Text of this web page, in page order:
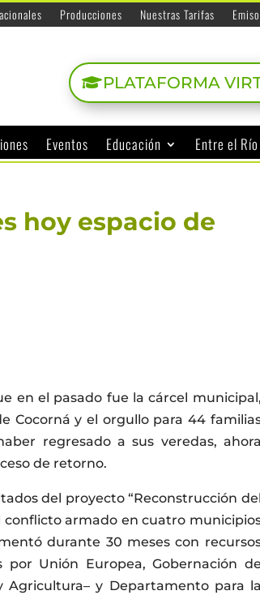
Producciones Nuestras Tarifas
PLATAFORMA
Eventos Educación Entre el
hoy espacio de
en el pasado fue la cárcel municipal,
Cocorná y el orgullo para 44
regresado a sus veredas, ahora
de retorno.
del proyecto “Reconstrucción del
conflicto armado en cuatro
durante 30 meses con
Unión Europea, Gobernación de
Agricultura– y Departamento para la